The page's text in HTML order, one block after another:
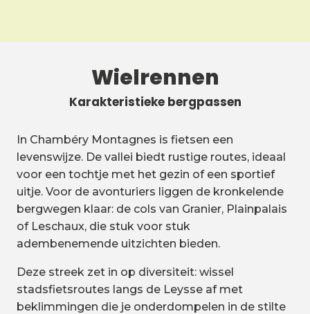
Wielrennen
Karakteristieke bergpassen
In Chambéry Montagnes is fietsen een
levenswijze. De vallei biedt rustige routes, ideaal
voor een tochtje met het gezin of een sportief
uitje. Voor de avonturiers liggen de kronkelende
bergwegen klaar: de cols van Granier, Plainpalais
of Leschaux, die stuk voor stuk
adembenemende uitzichten bieden.
Deze streek zet in op diversiteit: wissel
stadsfietsroutes langs de Leysse af met
beklimmingen die je onderdompelen in de stilte